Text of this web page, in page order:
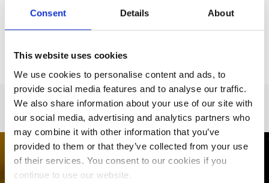
Consent Details About
This website uses cookies
We use cookies to personalise content and ads, to
provide social media features and to analyse our traffic.
We also share information about your use of our site with
our social media, advertising and analytics partners who
may combine it with other information that you’ve
provided to them or that they’ve collected from your use
of their services. You consent to our cookies if you
continue to use our website.
BUTLER HOUSE &
GARDEN, UN
ORGOGLIOSO
MEMBRO DEL BLUE
BOOK D'IRLANDA
DORMIRE
CONFERENZE,
RIUNIONI ED EVENTI
EVENTI
CELEBRAZIONI